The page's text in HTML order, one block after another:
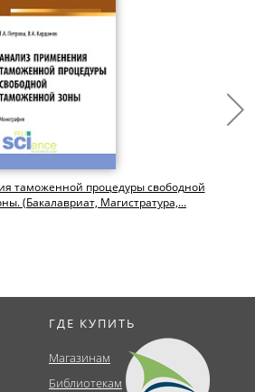
таможенной процедуры свободной
(Бакалавриат, Магистратура,...
ГДЕ КУПИТЬ
Магазинам
Библиотекам